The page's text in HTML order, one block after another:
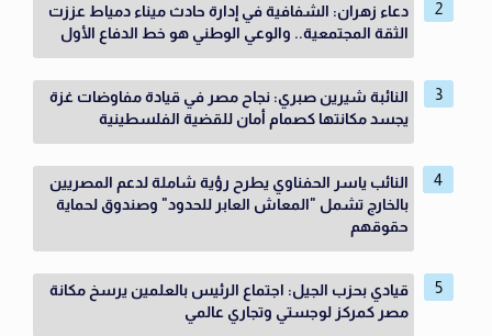
دعاء زهران: الشفافية في إدارة حادث ميناء دمياط عززت
الثقة المجتمعية.. والوعي الوطني هو خط الدفاع الأول
النائبة شيرين صبري: نجاح مصر في قيادة مفاوضات غزة
يجسد مكانتها كصمام أمان للقضية الفلسطينية
النائب ياسر الحفناوي يطرح رؤية شاملة لدعم المصريين
بالخارج تشمل "المعاش العابر للحدود" وصندوق لحماية
حقوقهم
قيادي بحزب الجيل: اجتماع الرئيس بالعلمين يرسخ مكانة
مصر كمركز لوجستي وتجاري عالمي